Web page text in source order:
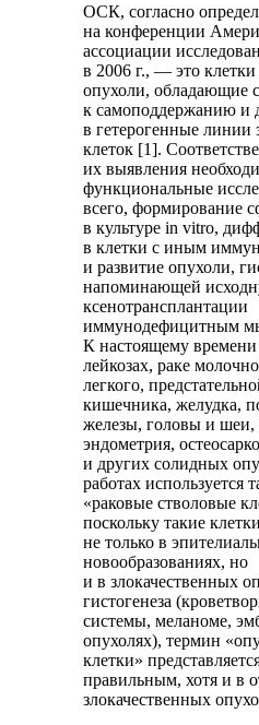
ОСК, согласно
на конференции
ассоциации
в 2006 г., — это клетки
опухоли, обладающие
к самоподдержанию и
в гетерогенные линии
клеток [1].
их выявления
функциональные
всего, формирование
в культуре in vitro,
в клетки с иным
и развитие опухоли,
напоминающей
ксенотрансплантации
иммунодефицитным
К настоящему
лейкозах, раке
легкого,
кишечника, желудка,
железы, головы и шеи,
эндометрия,
и других солидных
работах используется
«раковые стволовые
поскольку такие
не только в
новообразованиях, но
и в злокачественных
гистогенеза
системы, меланоме,
опухолях), термин
клетки»
правильным, хотя и в
злокачественных